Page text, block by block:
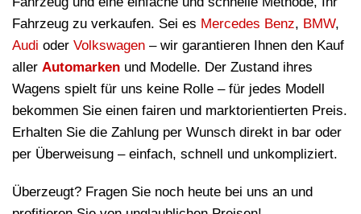
Fahrzeug zu verkaufen. Sei es Mercedes Benz, BMW,
Audi oder Volkswagen – wir garantieren Ihnen den Kauf
aller Automarken und Modelle. Der Zustand ihres
Wagens spielt für uns keine Rolle – für jedes Modell
bekommen Sie einen fairen und marktorientierten Preis.
Erhalten Sie die Zahlung per Wunsch direkt in bar oder
per Überweisung – einfach, schnell und unkompliziert.
Überzeugt? Fragen Sie noch heute bei uns an und